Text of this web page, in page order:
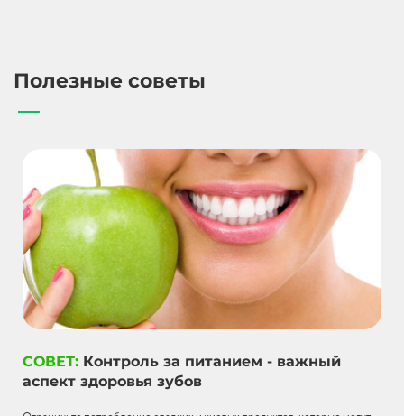
Полезные советы
СОВЕТ: Контроль за питанием - важный
аспект здоровья зубов